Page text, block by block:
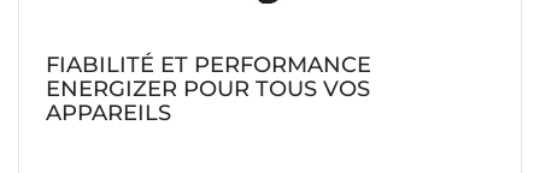
FIABILITÉ ET PERFORMANCE
ENERGIZER POUR TOUS VOS
APPAREILS